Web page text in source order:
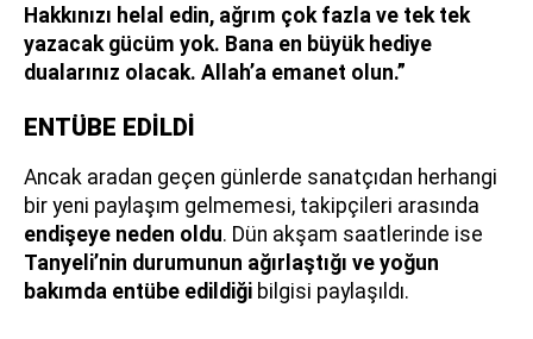
Hakkınızı helal edin, ağrım çok fazla ve tek tek
yazacak gücüm yok. Bana en büyük hediye
dualarınız olacak. Allah’a emanet olun.”
ENTÜBE EDİLDİ
Ancak aradan geçen günlerde sanatçıdan herhangi
bir yeni paylaşım gelmemesi, takipçileri arasında
endişeye neden oldu. Dün akşam saatlerinde ise
Tanyeli’nin durumunun ağırlaştığı ve yoğun
bakımda entübe edildiği bilgisi paylaşıldı.